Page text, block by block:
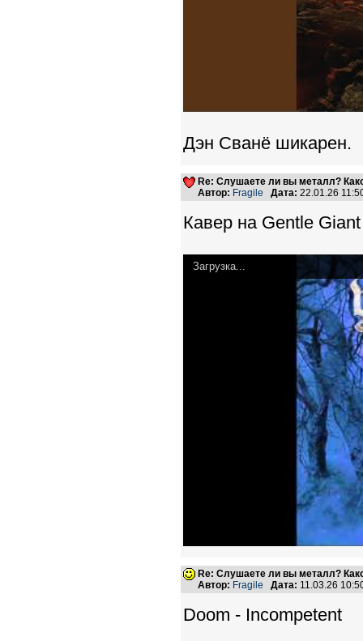
Дэн Сванё шикарен.
Re: Слушаете ли вы металл?
Автор: Fragile Дата: 22.01.26
Кавер на Gentle
Загрузка...
Re: Слушаете ли вы металл?
Автор: Fragile Дата: 11.03.26
Doom - Incompetent